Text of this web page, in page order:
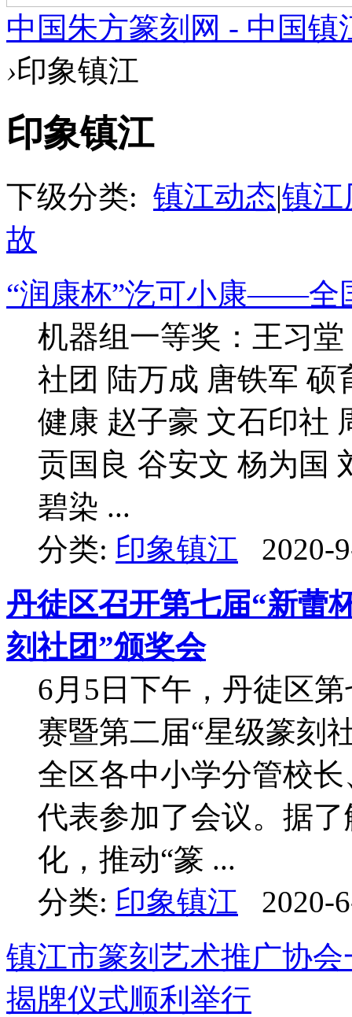
中国朱方篆刻网 - 中国
›印象镇江
印象镇江
下级分类: 镇江动态|镇江
故
“润康杯”汔可小康——全
机器组一等奖：王习
社团 陆万成 唐铁军 硕
健康 赵子豪 文石印社
贡国良 谷安文 杨为国
碧染 ...
分类: 印象镇江
2020-
丹徒区召开第七届“新蕾
刻社团”颁奖会
6月5日下午，丹徒区
赛暨第二届“星级篆刻
全区各中小学分管校
代表参加了会议。据
化，推动“篆 ...
分类: 印象镇江
2020-
镇江市篆刻艺术推广协
揭牌仪式顺利举行